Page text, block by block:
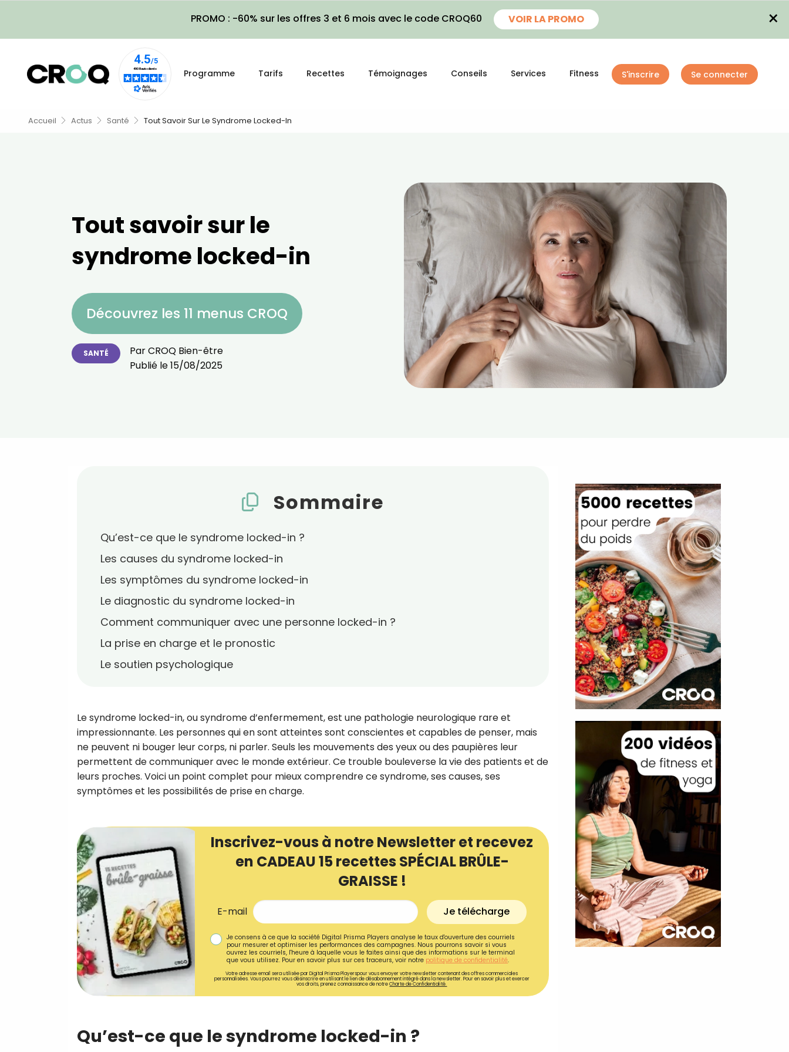
PROMO : -60% sur les offres 3 et 6 mois avec le code CROQ60 VOIR LA PROMO ×
Programme Tarifs Recettes Témoignages Conseils Services Fitness S'inscrire Se connecter
Accueil Actus Santé Tout Savoir Sur Le Syndrome Locked-In
Tout savoir sur le
syndrome locked-in
Découvrez les 11 menus CROQ
SANTÉ ParCROQ Bien-être
Publié le15/08/2025
Sommaire
Qu’est-ce que le syndrome locked-in ?
Les causes du syndrome locked-in
Les symptômes du syndrome locked-in
Le diagnostic du syndrome locked-in
Comment communiquer avec une personne locked-in ?
La prise en charge et le pronostic
Le soutien psychologique
Le syndrome locked-in, ou syndrome d’enfermement, est une pathologie neurologique rare et
impressionnante. Les personnes qui en sont atteintes sont conscientes et capables de penser, mais
ne peuvent ni bouger leur corps, ni parler. Seuls les mouvements des yeux ou des paupières leur
permettent de communiquer avec le monde extérieur. Ce trouble bouleverse la vie des patients et de
leurs proches. Voici un point complet pour mieux comprendre ce syndrome, ses causes, ses
symptômes et les possibilités de prise en charge.
Inscrivez-vous à notre Newsletter et recevez
en CADEAU 15 recettes SPÉCIAL BRÛLE-
GRAISSE !
E-mail Je télécharge
Je consens à ce que la société Digital Prisma Players analyse le taux d'ouverture des courriels
pour mesurer et optimiser les performances des campagnes. Nous pourrons savoir si vous
ouvrez les courriels, l'heure à laquelle vous le faites ainsi que des informations sur le terminal
que vous utilisez. Pour en savoir plus sur ces traceurs, voir notre politique de confidentialité.
Votre adresse email sera utilisée par Digital Prisma Playerspour vous envoyer votre newsletter contenant des offres commerciales
personnalisées. Vous pourrez vous désinscrire en utilisant le lien de désabonnement intégré dans la newsletter. Pour en savoir plus et exercer
vos droits, prenez connaissance de notreCharte de Confidentialité.
Qu’est-ce que le syndrome locked-in ?
Recevez gratuitement 180